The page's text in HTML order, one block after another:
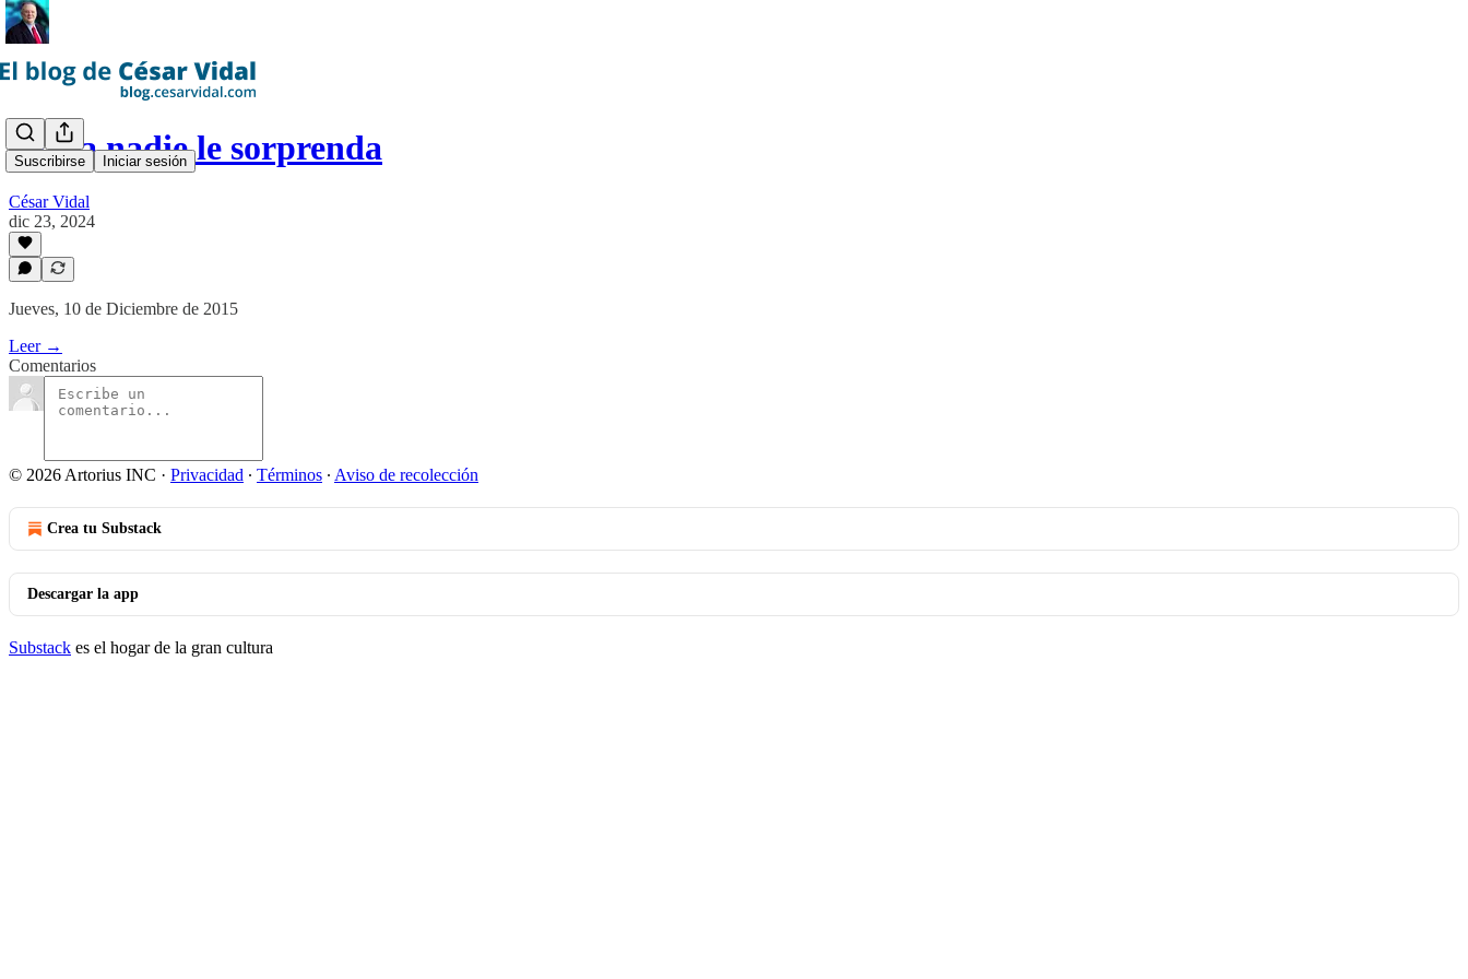
Suscribirse Iniciar sesión
Que a nadie le sorprenda
César Vidal
dic 23, 2024
Jueves, 10 de Diciembre de 2015
Leer →
Comentarios
© 2026 Artorius INC · Privacidad ∙ Términos ∙ Aviso de recolección
Crea tu Substack
Descargar la app
Substack es el hogar de la gran cultura